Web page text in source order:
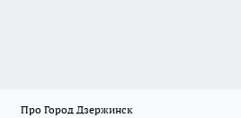
Про Город Дзержинск